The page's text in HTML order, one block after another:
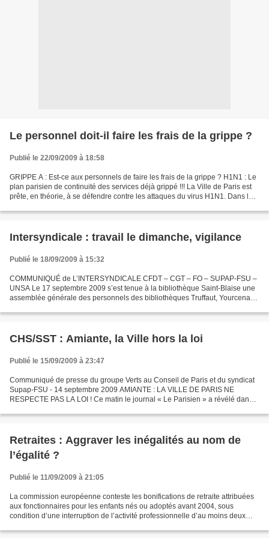
Le personnel doit-il faire les frais de la grippe ?
Publié le 22/09/2009 à 18:58
GRIPPE A : Est-ce aux personnels de faire les frais de la grippe ? H1N1 : Le
plan parisien de continuité des services déjà grippé !!! La Ville de Paris est
prête, en théorie, à se défendre contre les attaques du virus H1N1. Dans les
Intersyndicale : travail le dimanche, vigilance
Publié le 18/09/2009 à 15:32
COMMUNIQUÉ de L’INTERSYNDICALE CFDT – CGT – FO – SUPAP-FSU –
UNSA Le 17 septembre 2009 s’est tenue à la bibliothèque Saint-Blaise une
assemblée générale des personnels des bibliothèques Truffaut, Yourcenar
CHS/SST : Amiante, la Ville hors la loi
Publié le 15/09/2009 à 23:47
Communiqué de presse du groupe Verts au Conseil de Paris et du syndicat
Supap-FSU - 14 septembre 2009 AMIANTE : LA VILLE DE PARIS NE
RESPECTE PAS LA LOI ! Ce matin le journal « Le Parisien » a révélé dans
Retraites : Aggraver les inégalités au nom de
l’égalité ?
Publié le 11/09/2009 à 21:05
La commission européenne conteste les bonifications de retraite attribuées
aux fonctionnaires pour les enfants nés ou adoptés avant 2004, sous
condition d’une interruption de l’activité professionnelle d’au moins deux